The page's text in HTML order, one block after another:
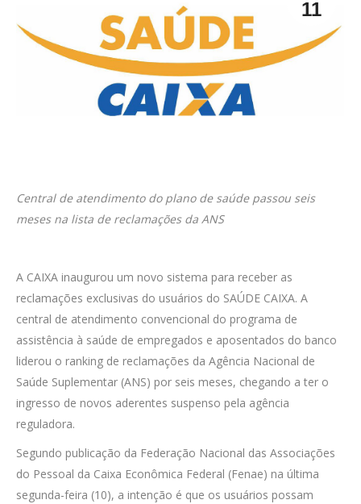
11
Central de atendimento do plano de saúde passou seis
meses na lista de reclamações da ANS
A CAIXA inaugurou um novo sistema para receber as
reclamações exclusivas do usuários do SAÚDE CAIXA. A
central de atendimento convencional do programa de
assistência à saúde de empregados e aposentados do banco
liderou o ranking de reclamações da Agência Nacional de
Saúde Suplementar (ANS) por seis meses, chegando a ter o
ingresso de novos aderentes suspenso pela agência
reguladora.
Segundo publicação da Federação Nacional das Associações
do Pessoal da Caixa Econômica Federal (Fenae) na última
segunda-feira (10), a intenção é que os usuários possam